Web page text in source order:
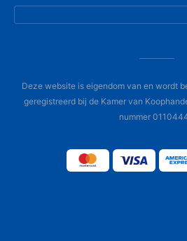
Deze website is eigendom van en wordt
geregistreerd bij de Kamer van
nummer